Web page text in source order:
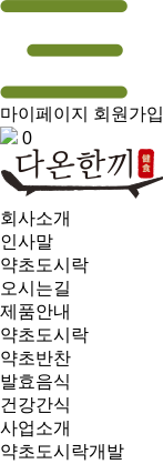
마이페이지 회원가입
0
회사소개
인사말
약초도시락
오시는길
제품안내
약초도시락
약초반찬
발효음식
건강간식
사업소개
약초도시락개발